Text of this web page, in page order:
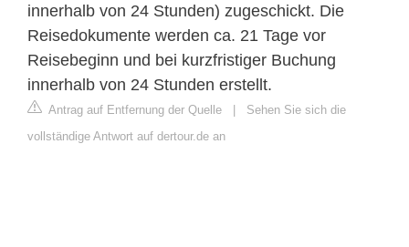
innerhalb von 24 Stunden) zugeschickt. Die
Reisedokumente werden ca. 21 Tage vor
Reisebeginn und bei kurzfristiger Buchung
innerhalb von 24 Stunden erstellt.
Antrag auf Entfernung der Quelle | Sehen Sie sich die
vollständige Antwort auf dertour.de an